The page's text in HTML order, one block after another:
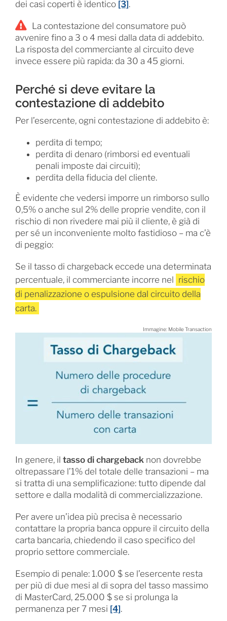
dei casi coperti è identico [3].
La contestazione del consumatore può
avvenire fino a 3 o 4 mesi dalla data di addebito.
La risposta del commerciante al circuito deve
invece essere più rapida: da 30 a 45 giorni.
Perché si deve evitare la
contestazione di addebito
Per l’esercente, ogni contestazione di addebito è:
perdita di tempo;
perdita di denaro (rimborsi ed eventuali
penali imposte dai circuiti);
perdita della fiducia del cliente.
È evidente che vedersi imporre un rimborso sullo
0,5% o anche sul 2% delle proprie vendite, con il
rischio di non rivedere mai più il cliente, è già di
per sé un inconveniente molto fastidioso – ma c’è
di peggio:
Se il tasso di chargeback eccede una determinata
percentuale, il commerciante incorre nel rischio
di penalizzazione o espulsione dal circuito della
carta.
Immagine: Mobile Transaction
In genere, il tasso di chargebacknon dovrebbe
oltrepassare l’1% del totale delle transazioni – ma
si tratta di una semplificazione: tutto dipende dal
settore e dalla modalità di commercializzazione.
Per avere un’idea più precisa è necessario
contattare la propria banca oppure il circuito della
carta bancaria, chiedendo il caso specifico del
proprio settore commerciale.
Esempio di penale: 1.000 $ se l’esercente resta
per più di due mesi al di sopra del tasso massimo
di MasterCard, 25.000 $ se si prolunga la
permanenza per 7 mesi [4].